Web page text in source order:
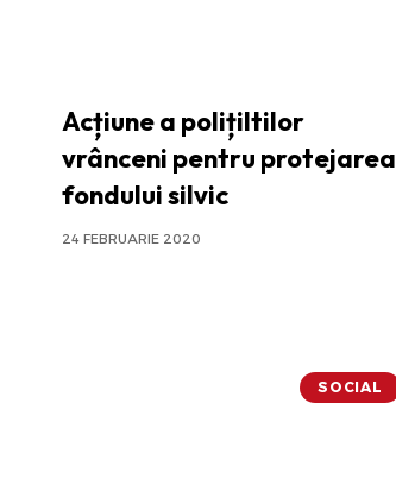
Acțiune a polițiltilor
vrânceni pentru protejarea
fondului silvic
24 FEBRUARIE 2020
SOCIAL